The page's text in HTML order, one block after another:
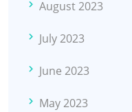
August 2023
July 2023
June 2023
May 2023